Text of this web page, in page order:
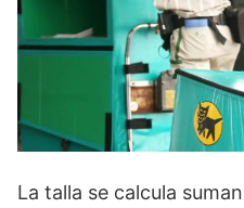
La talla se calcula